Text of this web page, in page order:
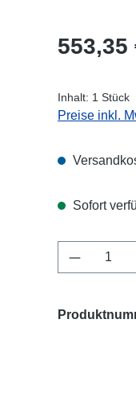
Regulärer
553,35
Inhalt: 1 Stück
Preise inkl.
Sofort